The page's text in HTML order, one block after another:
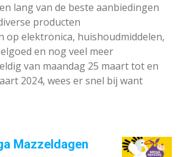
lang van de beste aanbiedingen
producten
op elektronica, huishoudmiddelen,
en nog veel meer
van maandag 25 maart tot en
2024, wees er snel bij want
Mazzeldagen